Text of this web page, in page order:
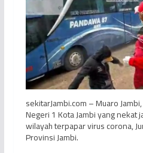
sekitarJambi.com – Muaro
Negeri 1 Kota Jambi yang nekat
wilayah terpapar virus corona,
Provinsi Jambi.